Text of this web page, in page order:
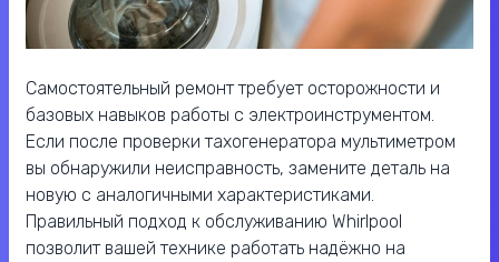
Самостоятельный ремонт требует осторожности и
базовых навыков работы с электроинструментом.
Если после проверки тахогенератора мультиметром
вы обнаружили неисправность, замените деталь на
новую с аналогичными характеристиками.
Правильный подход к обслуживанию Whirlpool
позволит вашей технике работать надёжно на